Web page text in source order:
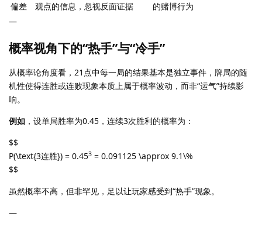
偏差
观点的信息，忽视反面证据
的赌博行为
—
概率视角下的“热手”与“冷手”
从概率论角度看，21点中每一局的结果基本是独立事件，牌局的随
机性使得连胜或连败现象本质上属于概率波动，而非“运气”持续影
响。
例如 ，设单局胜率为0.45，连续3次胜利的概率为：
$$
P(\text{3连胜}) = 0.453 = 0.091125 \approx 9.1\%
$$
虽然概率不高，但非罕见，足以让玩家感受到“热手”现象。
—